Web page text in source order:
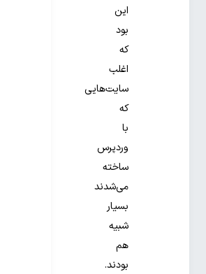
این
بود
که
اغلب
سایت‌هایی
که
با
وردپرس
ساخته
می‌شدند
بسیار
شبیه
هم
بودند.